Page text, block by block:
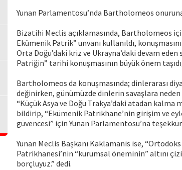
Yunan Parlamentosu’nda Bartholomeos
Bizatihi Meclis açıklamasında, Bartholomeos
Ekümenik Patrik” unvanı kullanıldı,
Orta Doğu’daki kriz ve Ukrayna’daki devam
Patriğin” tarihi konuşmasının büyük önem
Bartholomeos da konuşmasında; dinlerarası
değinirken, günümüzde dinlerin savaşlara
“Küçük Asya ve Doğu Trakya’daki atadan kalma
bildirip, “Ekümenik Patrikhane’nin girişim ve
güvencesi” için Yunan Parlamentosu’na
Yunan Meclis Başkanı Kaklamanis ise,
Patrikhanesi’nin “kurumsal öneminin” altını
borçluyuz.” dedi.